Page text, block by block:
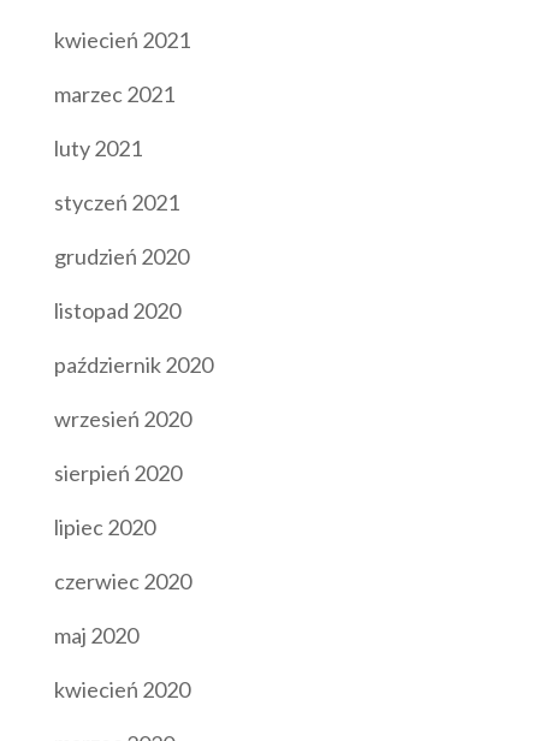
kwiecień 2021
marzec 2021
luty 2021
styczeń 2021
grudzień 2020
listopad 2020
październik 2020
wrzesień 2020
sierpień 2020
lipiec 2020
czerwiec 2020
maj 2020
kwiecień 2020